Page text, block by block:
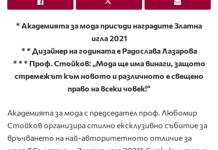
* Академията за мода присъди наградите Златна
игла 2021
* * Дизайнер на годината е Радослава Лазарова
* * * Проф. Стойков: „Мода ще има винаги, защото
стремежът към новото и различното е свещено
право на всеки човек!“
Академията за мода с председател проф. Любомир
Стойков организира стилно ексклузивно събитие за
връчването на най-авторитетнoто отличие за